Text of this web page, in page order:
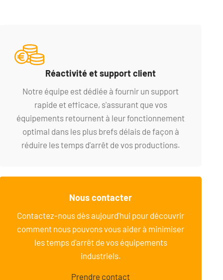
Réactivité et support client
Notre équipe est dédiée à fournir un support
rapide et efficace, s'assurant que vos
équipements retournent à leur fonctionnement
optimal dans les plus brefs délais de façon à
réduire les temps d'arrêt de vos productions.
Nous contacter
Contactez-nous dès aujourd'hui pour découvrir
comment nous pouvons vous aider à minimiser
les temps d'arrêt de vos équipements
industriels.
Prendre contact